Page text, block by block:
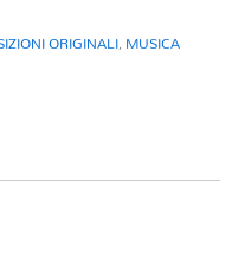
ORIGINALI, MUSICA